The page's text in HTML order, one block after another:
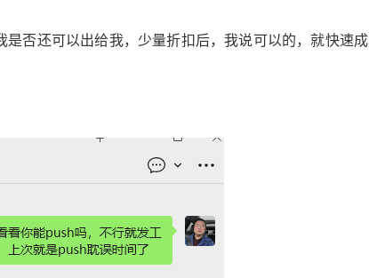
否还可以出给我，少量折扣后，我说可以的，就快速成